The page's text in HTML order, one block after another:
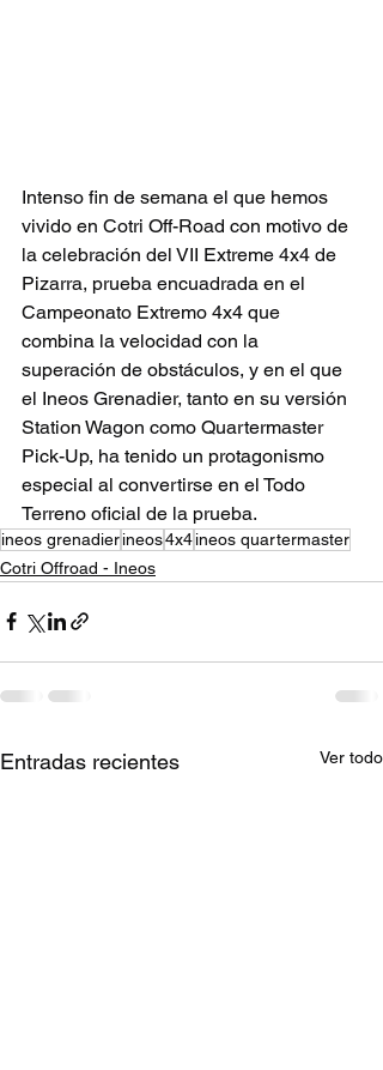
Intenso fin de semana el que hemos
vivido en Cotri Off-Road con motivo de
la celebración del VII Extreme 4x4 de
Pizarra, prueba encuadrada en el
Campeonato Extremo 4x4 que
combina la velocidad con la
superación de obstáculos, y en el que
el Ineos Grenadier, tanto en su versión
Station Wagon como Quartermaster
Pick-Up, ha tenido un protagonismo
especial al convertirse en el Todo
Terreno oficial de la prueba.
ineos grenadierineos4x4ineos quartermaster
Cotri Offroad - Ineos
Entradas recientes Ver todo